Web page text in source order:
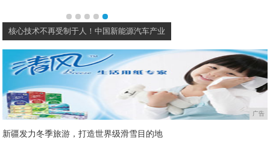
核心技术不再受制于人！中国新能源汽车产业
广告
新疆发力冬季旅游，打造世界级滑雪目的地